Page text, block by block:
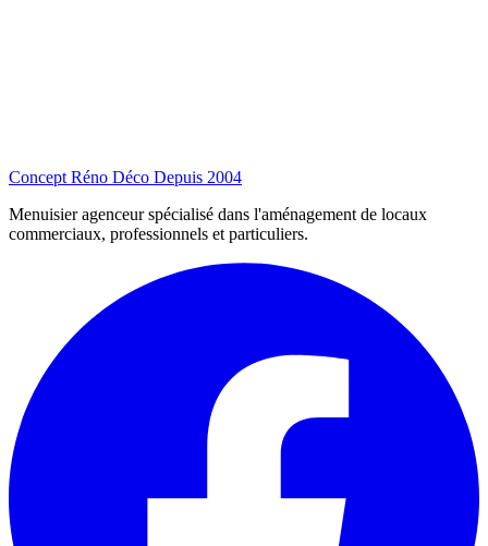
Concept Réno Déco Depuis 2004
Menuisier agenceur spécialisé dans l'aménagement de locaux
commerciaux, professionnels et particuliers.